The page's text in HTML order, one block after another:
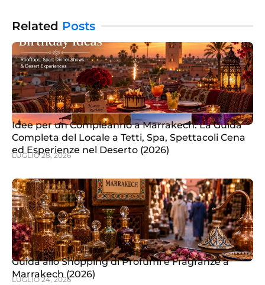
Related Posts
Idee per un Compleanno a Marrakech: La Guida
Completa del Locale a Tetti, Spa, Spettacoli Cena
ed Esperienze nel Deserto (2026)
LUGLIO 28, 2026
Guida allo Shopping di Profumi e Fragranze a
Marrakech (2026)
LUGLIO 24, 2026